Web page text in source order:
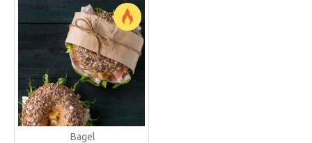
Bagel